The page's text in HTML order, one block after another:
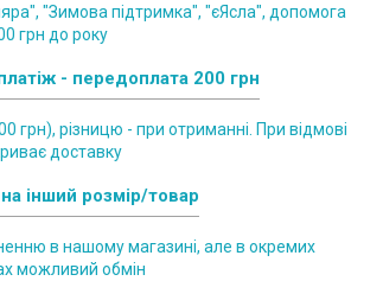
"Зимова підтримка", "єЯсла", допомога
грн до року
- передоплата 200 грн
грн), різницю - при отриманні. При відмові
доставку
інший розмір/товар
в нашому магазині, але в окремих
можливий обмін